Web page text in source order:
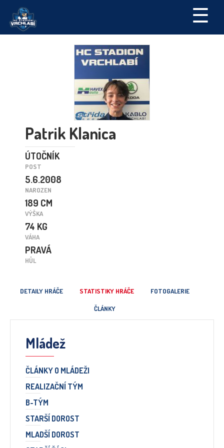
☰
Patrik Klanica
ÚTOČNÍK
POST
5.6.2008
NAROZEN
189 CM
VÝŠKA
74 KG
VÁHA
PRAVÁ
HŮL
DETAILY HRÁČE STATISTIKY HRÁČE FOTOGALERIE
ČLÁNKY
Mládež
ČLÁNKY O MLÁDEŽI
REALIZAČNÍ TÝM
B-TÝM
STARŠÍ DOROST
MLADŠÍ DOROST